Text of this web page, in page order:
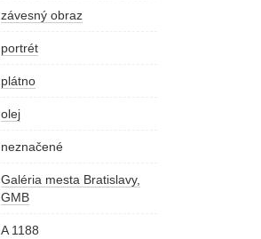
závesný obraz
portrét
plátno
olej
neznačené
Galéria mesta Bratislavy,
GMB
A 1188